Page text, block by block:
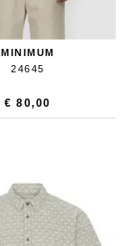
MINIMUM
24645
€ 80,00